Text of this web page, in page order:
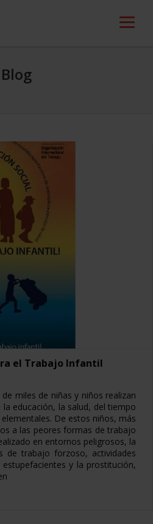
Blog
el Trabajo Infantil
miles de niñas y niños realizan
educación, la salud, del tiempo
De estos niños, más
a las peores formas de trabajo
en entornos peligrosos, la
de trabajo forzoso, actividades
y la prostitución,